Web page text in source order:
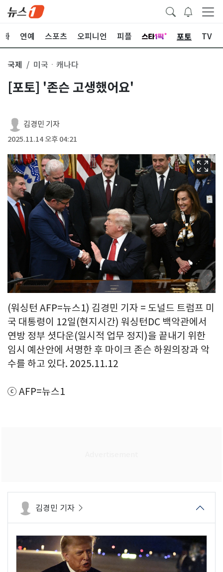
화 연예 스포츠 오피니언 피플 포토 TV
국제 미국ㆍ캐나다
[포토] '존슨 고생했어요'
김경민 기자
2025.11.14 오후 04:21
(워싱턴 AFP=뉴스1) 김경민 기자 = 도널드 트럼프 미
국 대통령이 12일(현지시간) 워싱턴DC 백악관에서
연방 정부 셧다운(일시적 업무 정지)을 끝내기 위한
임시 예산안에 서명한 후 마이크 존슨 하원의장과 악
수를 하고 있다. 2025.11.12
ⓒ AFP=뉴스1
김경민 기자